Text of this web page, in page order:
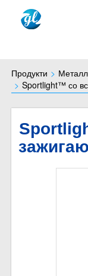
Продукти
Sportlight™ со